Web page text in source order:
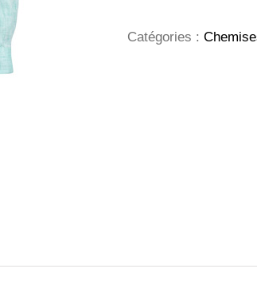
manches
longues
Catégories :